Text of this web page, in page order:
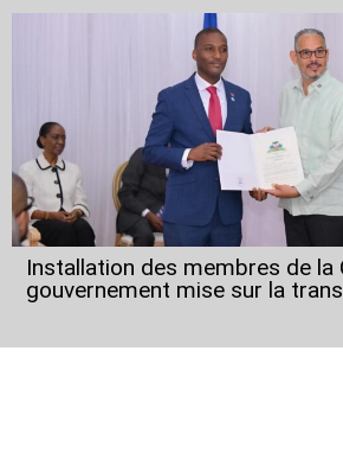
Installation des membres de la
gouvernement mise sur la